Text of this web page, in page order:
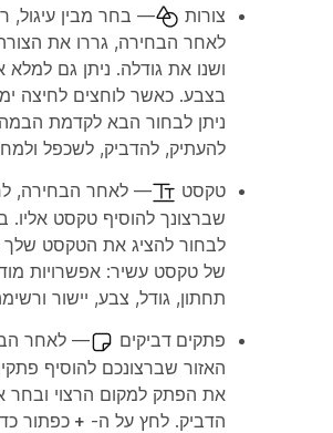
צורות
— בחר מבין עיגול,
לאחר הבחירה, גררו את הצורה
ושנו את גודלה. ניתן גם
בצבע. כאשר לוחצים לחיצה
ניתן לבחור הבא לקדמת
להעתיק, להדביק, לשכפל
טקסט
— לאחר הבחירה,
שברצונך להוסיף טקסט אליו.
לבחור להציג את הטקסט שלך
של טקסט עשיר: אפשרויות
תחתון, גודל, צבע, יישור
פתקים דביקים
— לאחר
האזור שברצונכם להוסיף
את הפתק למקום הרצוי
הדביק. לחץ על ה- + כפתור